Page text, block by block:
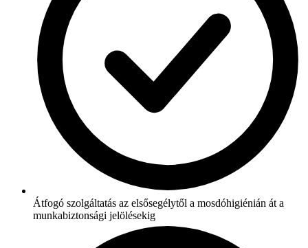
Átfogó szolgáltatás az elsősegélytől a mosdóhigiénián át a
munkabiztonsági jelölésekig